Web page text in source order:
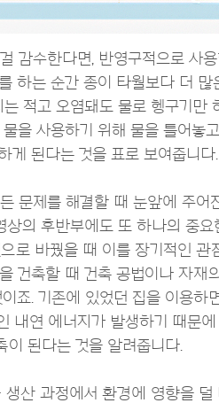
감수한다면, 반영구적으로 사
하는 순간 종이 타월보다 더 많
적고 오염돼도 물로 헹구기만
을 사용하기 위해 물을 틀어놓
게 된다는 것을 표로 보여줍니다.
문제를 해결할 때 눈앞에 주어
의 후반부에도 또 하나의 중요
로 바꿨을 때 이를 장기적인 관
건축할 때 건축 공법이나 자재
죠. 기존에 있었던 집을 이용하
내연 에너지가 발생하기 때문
된다는 것을 알려줍니다.
산 과정에서 환경에 영향을 덜